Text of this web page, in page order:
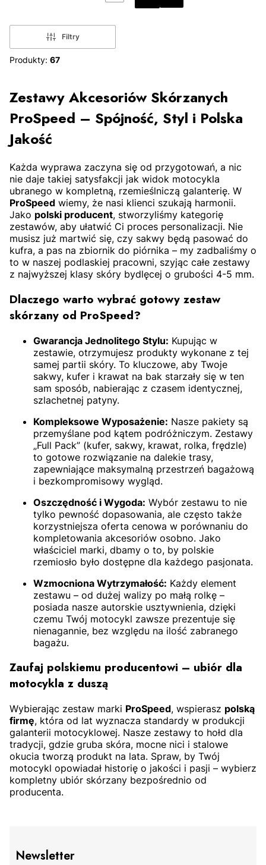
Filtry
Produkty: 67
Zestawy Akcesoriów Skórzanych
ProSpeed – Spójność, Styl i Polska
Jakość
Każda wyprawa zaczyna się od przygotowań, a nic
nie daje takiej satysfakcji jak widok motocykla
ubranego w kompletną, rzemieślniczą galanterię. W
ProSpeed wiemy, że nasi klienci szukają harmonii.
Jako polski producent, stworzyliśmy kategorię
zestawów, aby ułatwić Ci proces personalizacji. Nie
musisz już martwić się, czy sakwy będą pasować do
kufra, a pas na zbiornik do piórnika – my zadbaliśmy o
to w naszej podlaskiej pracowni, szyjąc całe zestawy
z najwyższej klasy skóry bydlęcej o grubości 4-5 mm.
Dlaczego warto wybrać gotowy zestaw
skórzany od ProSpeed?
Gwarancja Jednolitego Stylu: Kupując w
zestawie, otrzymujesz produkty wykonane z tej
samej partii skóry. To kluczowe, aby Twoje
sakwy, kufer i krawat na bak starzały się w ten
sam sposób, nabierając z czasem identycznej,
szlachetnej patyny.
Kompleksowe Wyposażenie: Nasze pakiety są
przemyślane pod kątem podróżniczym. Zestawy
„Full Pack” (kufer, sakwy, krawat, rolka, frędzle)
to gotowe rozwiązanie na dalekie trasy,
zapewniające maksymalną przestrzeń bagażową
i bezkompromisowy wygląd.
Oszczędność i Wygoda: Wybór zestawu to nie
tylko pewność dopasowania, ale często także
korzystniejsza oferta cenowa w porównaniu do
kompletowania akcesoriów osobno. Jako
właściciel marki, dbamy o to, by polskie
rzemiosło było dostępne dla każdego pasjonata.
Wzmocniona Wytrzymałość: Każdy element
zestawu – od dużej walizy po małą rolkę –
posiada nasze autorskie usztywnienia, dzięki
czemu Twój motocykl zawsze prezentuje się
nienagannie, bez względu na ilość zabranego
bagażu.
Zaufaj polskiemu producentowi – ubiór dla
motocykla z duszą
Wybierając zestaw marki ProSpeed, wspierasz polską
firmę, która od lat wyznacza standardy w produkcji
galanterii motocyklowej. Nasze zestawy to hołd dla
tradycji, gdzie gruba skóra, mocne nici i stalowe
okucia tworzą produkt na lata. Spraw, by Twój
motocykl opowiadał historię o jakości i pasji – wybierz
kompletny ubiór skórzany bezpośrednio od
producenta.
Newsletter